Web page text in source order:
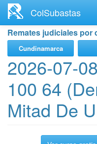
contenido
principal
ColSubastas
Remates judiciales por
Cundinamarca
2026-07-
100 64
Mitad De